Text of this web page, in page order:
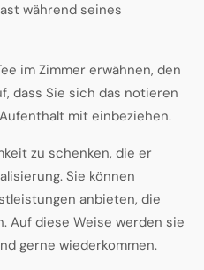
während seines
im Zimmer erwähnen, den
dass Sie sich das notieren
mit einbeziehen.
zu schenken, die er
Sie können
anbieten, die
Auf diese Weise werden sie
gerne wiederkommen.